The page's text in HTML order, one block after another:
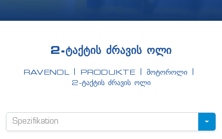
2-ᲢᲐᲥᲢᲘᲡ ᲫᲠᲐᲕᲘᲡ ᲝᲚᲘ
RAVENOL PRODUKTE
ᲛᲝᲢᲝᲠᲝᲚᲘ
2-ᲢᲐᲥᲢᲘᲡ ᲫᲠᲐᲕᲘᲡ ᲝᲚᲘ
Spezifikation